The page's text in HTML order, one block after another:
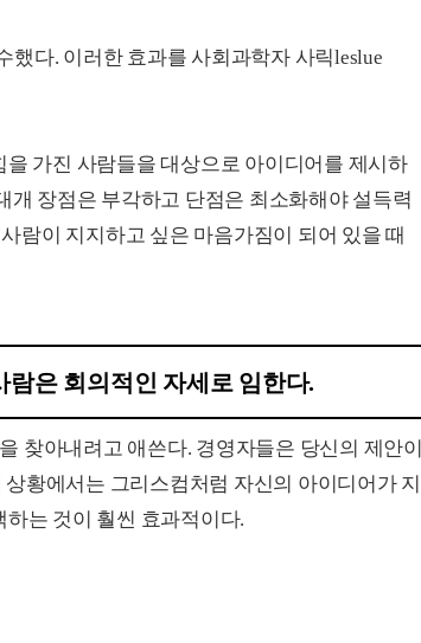
했다. 이러한 효과를 사회과학자 사릭leslue
가진 사람들을 대상으로 아이디어를 제시하
장점은 부각하고 단점은 최소화해야 설득력
람이 지지하고 싶은 마음가짐이 되어 있을 때
람은 회의적인 자세로 임한다.
찾아내려고 애쓴다. 경영자들은 당신의 제안이
황에서는 그리스컴처럼 자신의 아이디어가 지
는 것이 훨씬 효과적이다.